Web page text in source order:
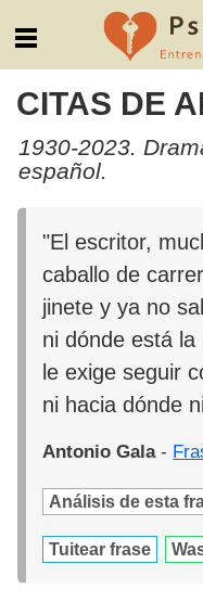
CITAS DE
1930-2023.
español.
"El escritor,
caballo de
jinete y ya no
ni dónde está
le exige seguir
ni hacia dónde
Antonio Gala-
Análisis de esta
Tuitear frase